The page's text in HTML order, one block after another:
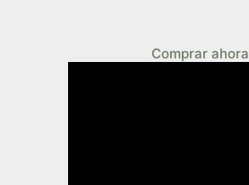
Comprar ahora